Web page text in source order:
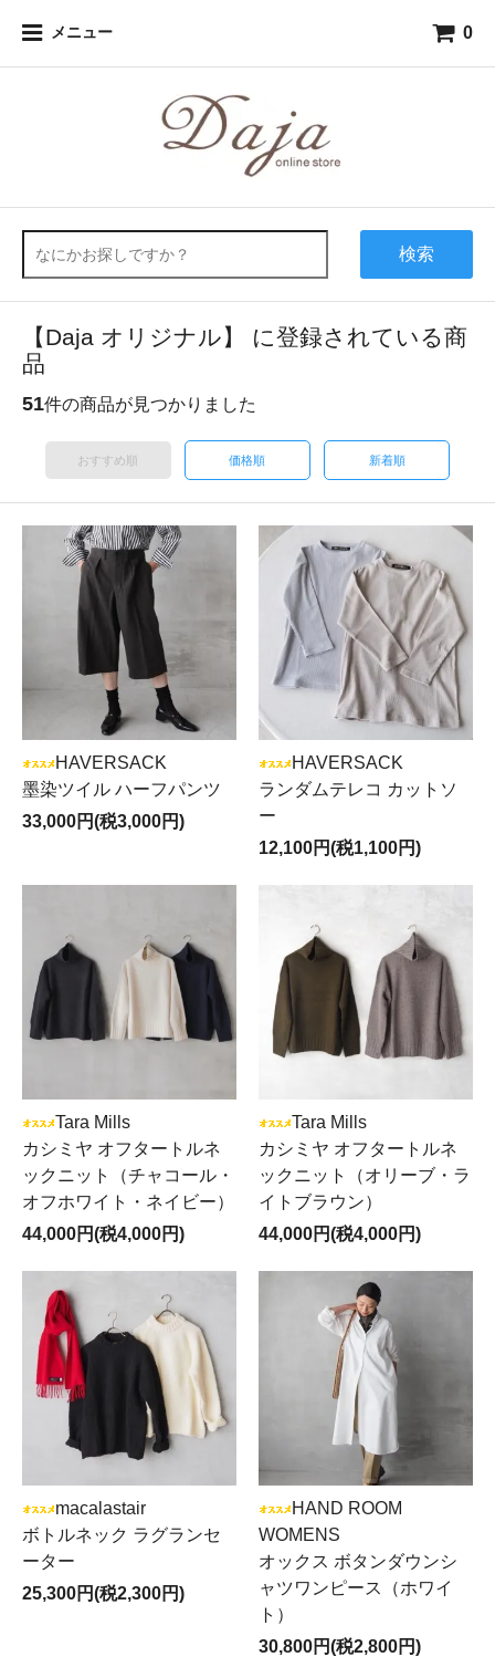
メニュー 0
検索
【Daja オリジナル】 に登録されている商
品
51件の商品が見つかりました
おすすめ順 価格順 新着順
HAVERSACK
墨染ツイル ハーフパンツ
33,000円(税3,000円)
HAVERSACK
ランダムテレコ カットソ
ー
12,100円(税1,100円)
Tara Mills
カシミヤ オフタートルネ
ックニット（チャコール・
オフホワイト・ネイビー）
44,000円(税4,000円)
Tara Mills
カシミヤ オフタートルネ
ックニット（オリーブ・ラ
イトブラウン）
44,000円(税4,000円)
macalastair
ボトルネック ラグランセ
ーター
25,300円(税2,300円)
HAND ROOM
WOMENS
オックス ボタンダウンシ
ャツワンピース（ホワイ
ト）
30,800円(税2,800円)